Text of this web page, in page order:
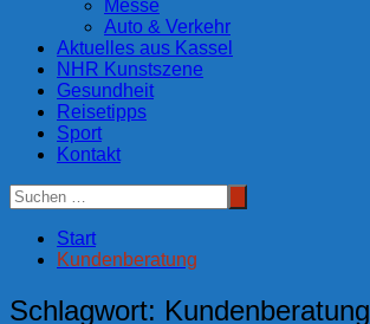
Messe
Auto & Verkehr
Aktuelles aus Kassel
NHR Kunstszene
Gesundheit
Reisetipps
Sport
Kontakt
Start
Kundenberatung
Schlagwort: Kundenberatung